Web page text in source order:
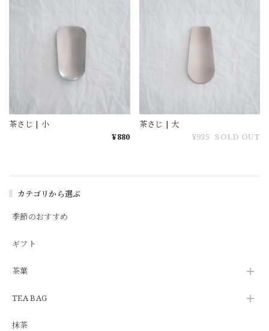
カテゴリから選ぶ
季節のおすすめ
ギフト
茶葉
TEA BAG
抹茶
茶さじ | 小
¥880
茶さじ | 大
¥935 SOLD OUT